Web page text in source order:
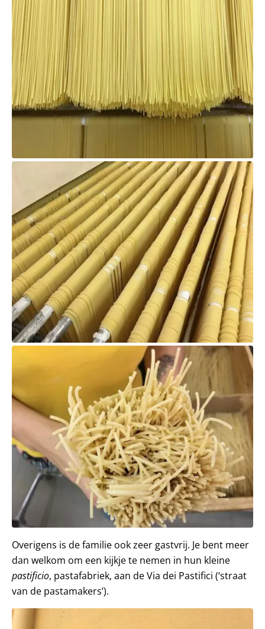
Overigens is de familie ook zeer gastvrij. Je bent meer
dan welkom om een kijkje te nemen in hun kleine
pastificio, pastafabriek, aan de Via dei Pastifici (‘straat
van de pastamakers’).